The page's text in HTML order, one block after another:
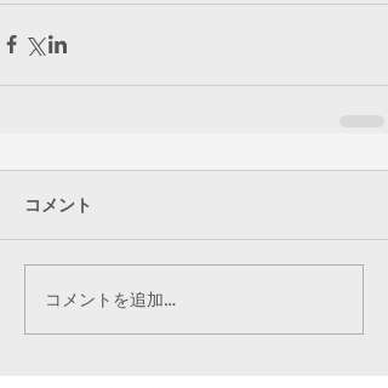
コメント
コメントを追加…